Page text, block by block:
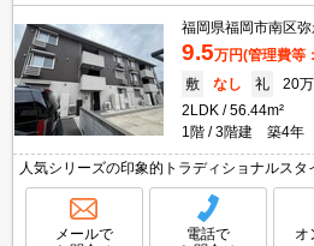
福岡県福岡市南区弥
9.5万円(管理費等
敷
なし 礼
20万
2LDK
56.44m²
1階
3階建 築4年
人気シリーズの印象的トラディショナルスタ
なるお部屋。保証会社要（初回0円、月総額
メールで
電話で
オ